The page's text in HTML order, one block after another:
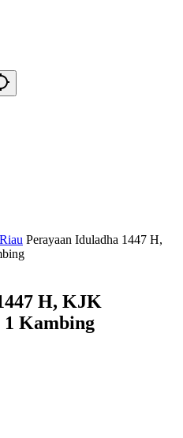
Perayaan Iduladha 1447 H,
H, KJK
1 Kambing